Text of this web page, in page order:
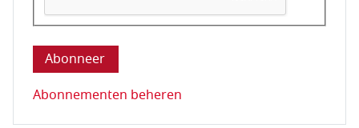
Deze vraag is om te controleren dat u een mens
Abonnementen beheren